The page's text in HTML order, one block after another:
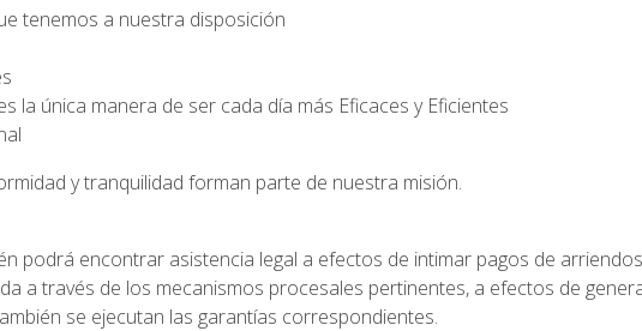
tenemos a nuestra disposición
la única manera de ser cada día más Eficaces y Eficientes
y tranquilidad forman parte de nuestra misión.
podrá encontrar asistencia legal a efectos de intimar pagos de
a través de los mecanismos procesales pertinentes, a efectos de
se ejecutan las garantías correspondientes.